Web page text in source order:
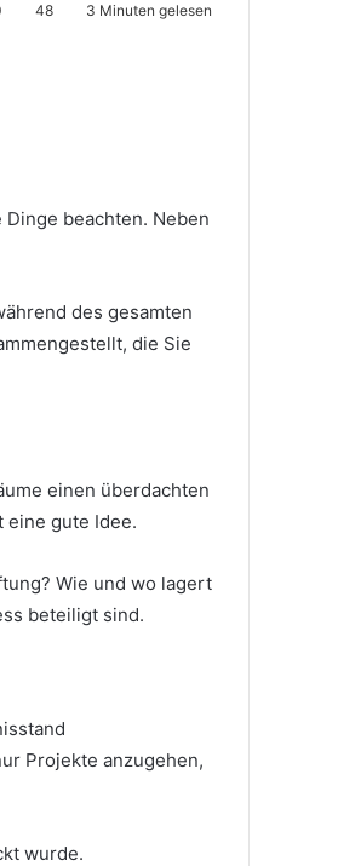
48 3 Minuten gelesen
Dinge beachten. Neben
des gesamten
die Sie
einen überdachten
eine gute Idee.
Wie und wo lagert
beteiligt sind.
Projekte anzugehen,
wurde.